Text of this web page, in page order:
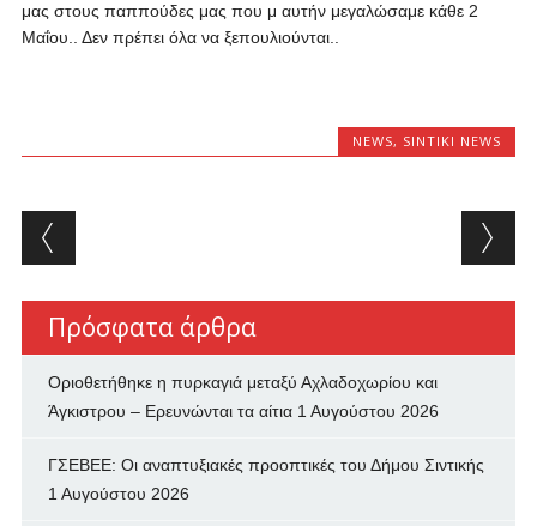
μας στους παππούδες μας που μ αυτήν μεγαλώσαμε κάθε 2
Μαΐου.. Δεν πρέπει όλα να ξεπουλιούνται..
NEWS, SINTIKI NEWS
Post navigation
Πρόσφατα άρθρα
Οριοθετήθηκε η πυρκαγιά μεταξύ Αχλαδοχωρίου και
Άγκιστρου – Ερευνώνται τα αίτια 1 Αυγούστου 2026
ΓΣΕΒΕΕ: Οι αναπτυξιακές προοπτικές του Δήμου Σιντικής
1 Αυγούστου 2026